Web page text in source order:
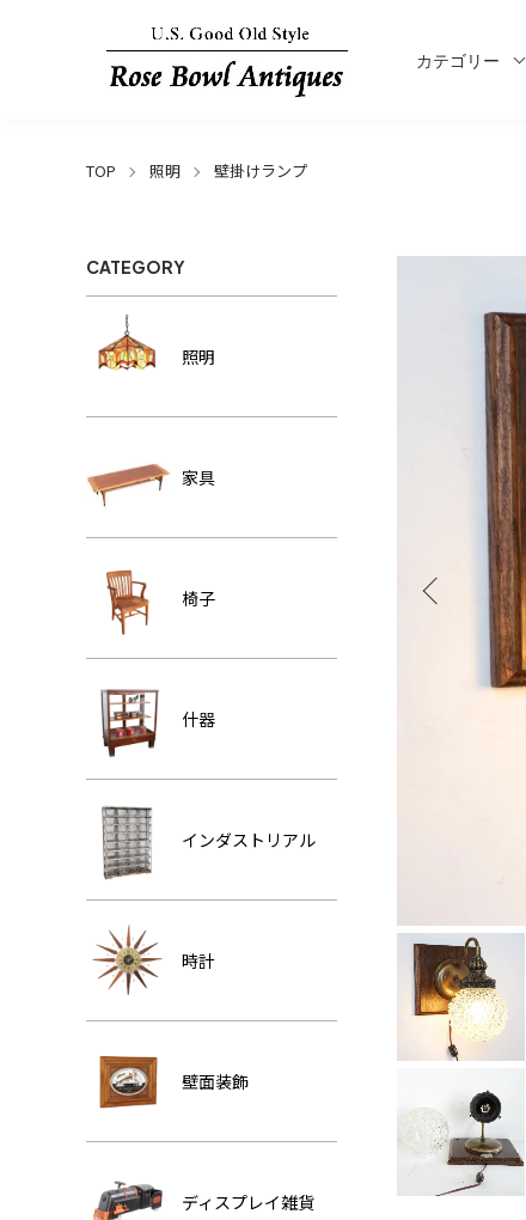
カテゴリー
TOP 照明 壁掛けランプ
CATEGORY
照明
家具
椅子
什器
インダストリアル
時計
壁面装飾
ディスプレイ雑貨